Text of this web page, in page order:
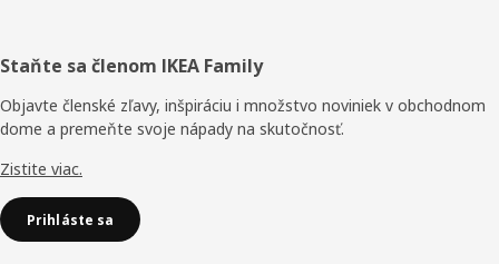
Päta
stránky
Staňte sa členom IKEA Family
Objavte členské zľavy, inšpiráciu i množstvo noviniek v obchodnom
dome a premeňte svoje nápady na skutočnosť.
Zistite viac.
Prihláste sa